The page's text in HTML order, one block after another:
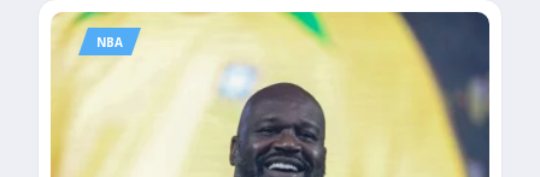
NBA